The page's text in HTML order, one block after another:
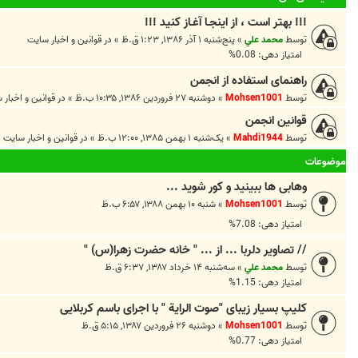
!!! بهتر است ، از اينجـا آغـاز کنيد !!!
توسطمحمد علي »پنج‌شنبه ۱ آذر ۱۳۸۶, ۱:۲۳ ق.ظ » در قوانين و اخبار سايت
امتیاز دهی: 0.08%
راهنمای استفاده از انجمن
توسط Mohsen1001
» دوشنبه ۲۷ فروردین ۱۳۸۶, ۱۰:۳۵ ب.ظ » در قوانين و
قوانین انجمن
توسطMahdi1944
»یک‌شنبه ۱ بهمن ۱۳۸۵, ۱۲:۰۰ ب.ظ » در قوانين و اخبار سايت
موضوعات
وهابی ها ببینید و کور شوید ...
توسط Mohsen1001
»شنبه ۱۰ بهمن ۱۳۸۸, ۶:۵۷ ب.ظ
امتیاز دهی: 7.08%
// تصاوير دلربا ... از ... " خانه حضرت زهرا(س) "
توسطمحمد علي »سه‌شنبه ۱۴ خرداد ۱۳۸۷, ۶:۳۷ ق.ظ
امتیاز دهی: 1.15%
کلیپ بسیار زیبای "صوت الراية " با اجرای باسم کربلایی
توسط Mohsen1001
» دوشنبه ۲۶ فروردین ۱۳۸۷, ۵:۱۵ ق.ظ
امتیاز دهی: 0.77%